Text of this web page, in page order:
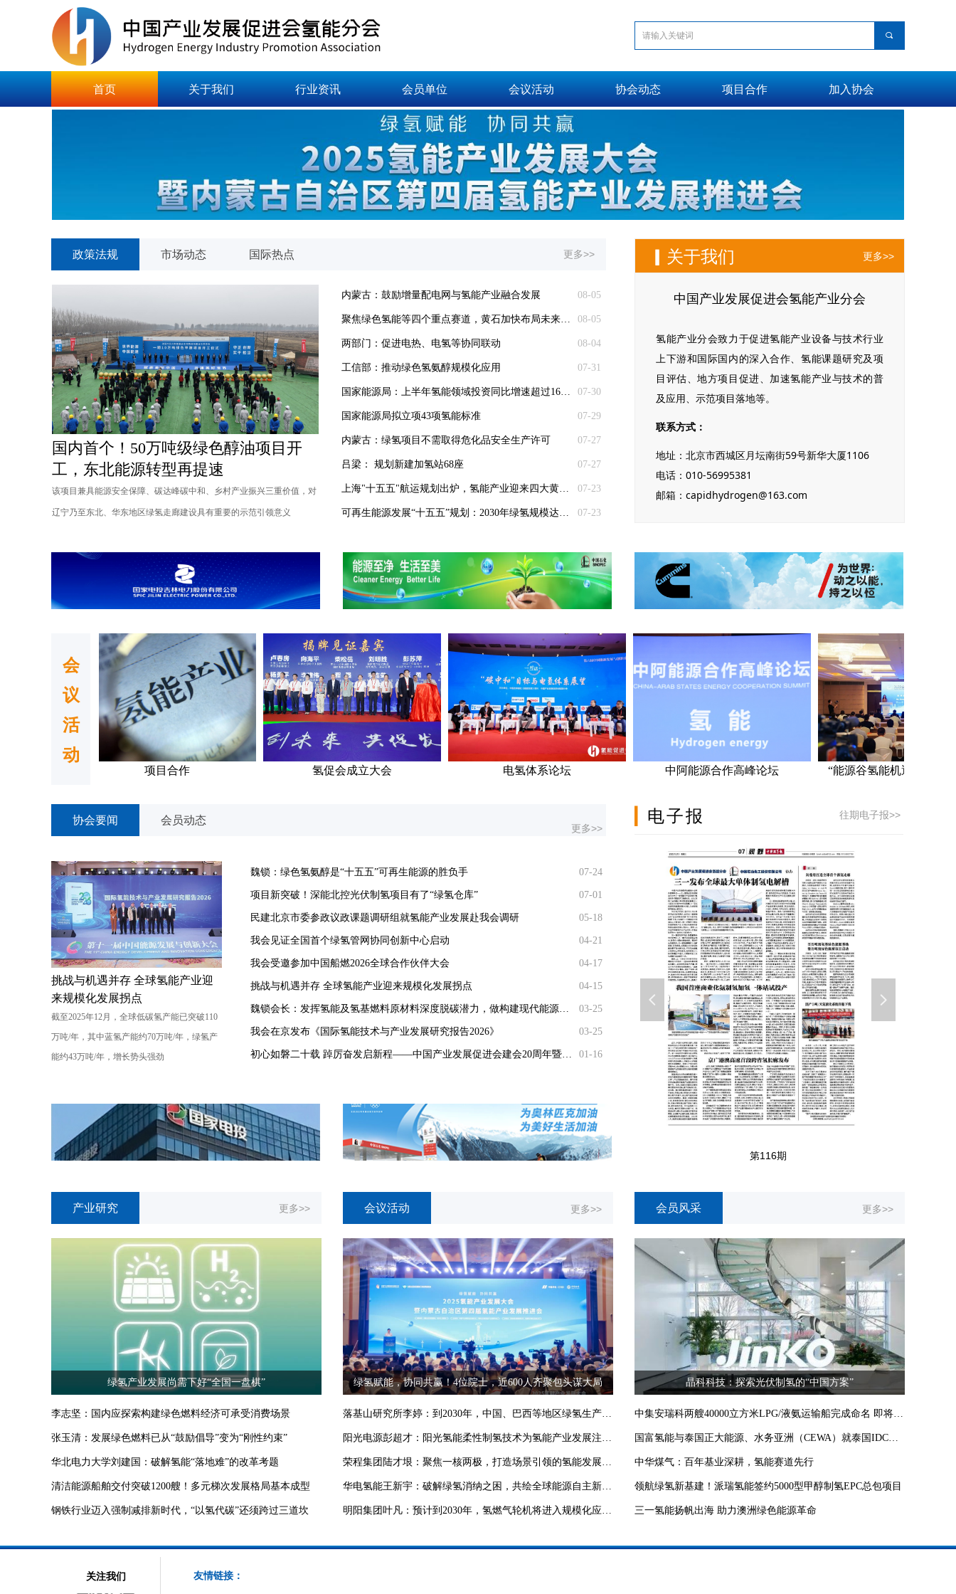
끠
首页 关于我们 行业资讯 会员单位 会议活动 协会动态 项目合作 加入协会
政策法规 市场动态 国际热点
08-05
内蒙古：鼓励增量配电网与氢能产业融合发展
08-05
聚焦绿色氢能等四个重点赛道，黄石加快布局未来产业
08-04
两部门：促进电热、电氢等协同联动
07-31
工信部：推动绿色氢氨醇规模化应用
07-30
国家能源局：上半年氢能领域投资同比增速超过160%
07-29
国家能源局拟立项43项氢能标准
07-27
内蒙古：绿氢项目不需取得危化品安全生产许可
07-27
吕梁： 规划新建加氢站68座
07-23
上海"十五五"航运规划出炉，氢能产业迎来四大黄金赛道
07-23
可再生能源发展“十五五”规划：2030年绿氢规模达到200万吨/年
国内首个！50万吨级绿色醇油项目开
工，东北能源转型再提速
该项目兼具能源安全保障、碳达峰碳中和、乡村产业振兴三重价值，对
辽宁乃至东北、华东地区绿氢走廊建设具有重要的示范引领意义
更多>> ▎关于我们 更多>>
中国产业发展促进会氢能产业分会
氢能产业分会致力于促进氢能产业设备与技术行业
上下游和国际国内的深入合作、氢能课题研究及项
目评估、地方项目促进、加速氢能产业与技术的普
及应用、示范项目落地等。
联系方式：
地址：北京市西城区月坛南街59号新华大厦1106
电话：010-56995381
邮箱：capidhydrogen@163.com
协会要闻 会员动态
07-24
魏锁：绿色氢氨醇是“十五五”可再生能源的胜负手
07-01
项目新突破！深能北控光伏制氢项目有了“绿氢仓库”
05-18
民建北京市委参政议政课题调研组就氢能产业发展赴我会调研
04-21
我会见证全国首个绿氢管网协同创新中心启动
04-17
我会受邀参加中国船燃2026全球合作伙伴大会
04-15
挑战与机遇并存 全球氢能产业迎来规模化发展拐点
03-25
魏锁会长：发挥氢能及氢基燃料原材料深度脱碳潜力，做构建现代能源体系主力军
03-25
我会在京发布《国际氢能技术与产业发展研究报告2026》
01-16
初心如磐二十载 踔厉奋发启新程——中国产业发展促进会建会20周年暨推动产业高质量发展综述
挑战与机遇并存 全球氢能产业迎
来规模化发展拐点
截至2025年12月，全球低碳氢产能已突破110
万吨/年，其中蓝氢产能约70万吨/年，绿氢产
能约43万吨/年，增长势头强劲
更多>>
产业研究
李志坚：国内应探索构建绿色燃料经济可承受消费场景
张玉清：发展绿色燃料已从“鼓励倡导”变为“刚性约束”
华北电力大学刘建国：破解氢能“落地难”的改革考题
清洁能源船舶交付突破1200艘！多元梯次发展格局基本成型
钢铁行业迈入强制减排新时代，“以氢代碳”还须跨过三道坎
绿氢产业发展尚需下好“全国一盘棋”
会议活动
落基山研究所李婷：到2030年，中国、巴西等地区绿氢生产成本有望与灰氢平价
阳光电源彭超才：阳光氢能柔性制氢技术为氢能产业发展注入强大动力
荣程集团陆才垠：聚焦一核两极，打造场景引领的氢能发展模式
华电氢能王新宇：破解绿氢消纳之困，共绘全球能源自主新图景
明阳集团叶凡：预计到2030年，氢燃气轮机将进入规模化应用阶段
更多>>
绿氢赋能，协同共赢！4位院士，近600人齐聚包头谋大局
会员风采
中集安瑞科两艘40000立方米LPG/液氨运输船完成命名 即将交付比利时船东
国富氢能与泰国正大能源、水务亚洲（CEWA）就泰国IDC项目供电业务签约
中华煤气：百年基业深耕，氢能赛道先行
领航绿氢新基建！派瑞氢能签约5000型甲醇制氢EPC总包项目
三一氢能扬帆出海 助力澳洲绿色能源革命
更多>>
晶科科技：探索光伏制氢的“中国方案”
电子报 往期电子报>>
第117期 第116期
第114期
第113期
第112期
第111期
넳 넲
项目合作 氢促会成立大会 电氢体系论坛 中阿能源合作高峰论坛 “能源谷氢能机遇与发展”分论坛
会
议
活
动
更多>>
关注我们 友情链接：